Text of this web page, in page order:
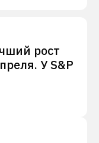
рост
У S&P